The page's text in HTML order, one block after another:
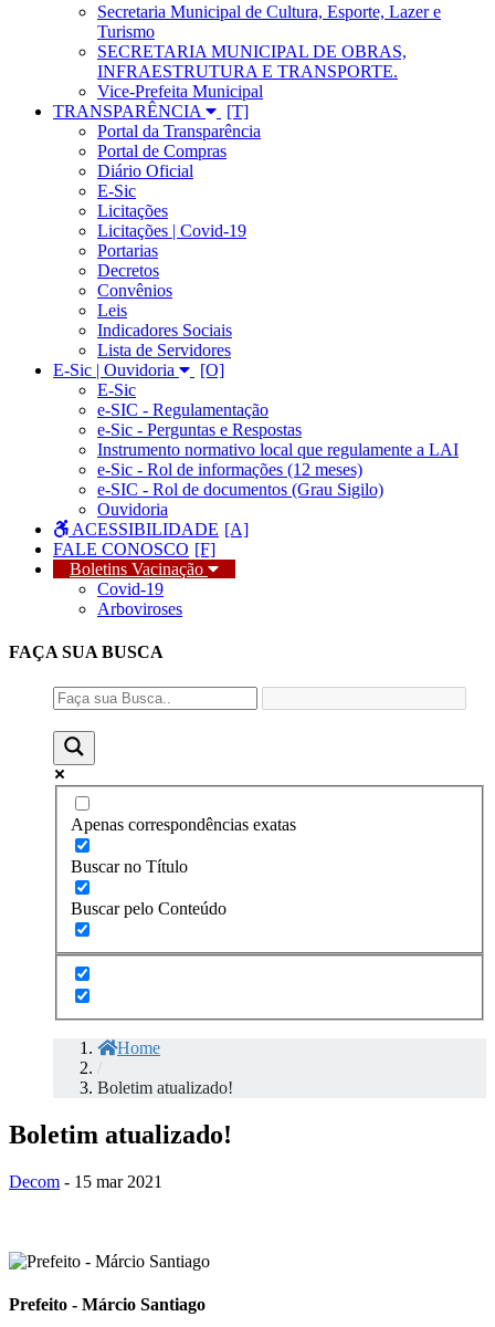
Secretaria Municipal de Cultura, Esporte, Lazer e
Turismo
SECRETARIA MUNICIPAL DE OBRAS,
INFRAESTRUTURA E TRANSPORTE.
Vice-Prefeita Municipal
TRANSPARÊNCIA
Portal da Transparência
Portal de Compras
Diário Oficial
E-Sic
Licitações
Licitações | Covid-19
Portarias
Decretos
Convênios
Leis
Indicadores Sociais
Lista de Servidores
E-Sic | Ouvidoria
E-Sic
e-SIC - Regulamentação
e-Sic - Perguntas e Respostas
Instrumento normativo local que regulamente a LAI
e-Sic - Rol de informações (12 meses)
e-SIC - Rol de documentos (Grau Sigilo)
Ouvidoria
ACESSIBILIDADE
FALE CONOSCO
Boletins Vacinação
Covid-19
Arboviroses
FAÇA SUA BUSCA
Apenas correspondências exatas
Buscar no Título
Buscar pelo Conteúdo
Home
/
Boletim atualizado!
Boletim atualizado!
Decom - 15 mar 2021
Prefeito - Márcio Santiago